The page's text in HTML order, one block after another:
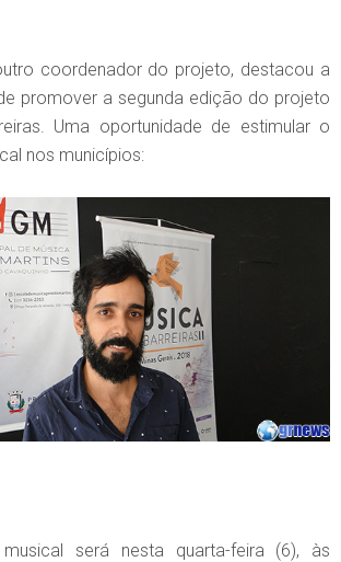
coordenador do projeto, destacou a
promover a segunda edição do projeto
Uma oportunidade de estimular o
nos municípios:
será nesta quarta-feira (6), às